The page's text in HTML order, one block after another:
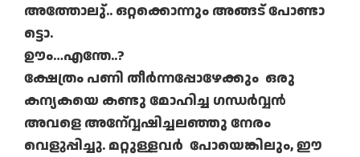
അത്തോലു്.. ഒറ്റക്കൊന്നും അങ്ങട് പോണ്ടാ
ട്ടൊ.
ഊം…എന്തേ..?
ക്ഷേത്രം പണി തീർന്നപ്പോഴേക്കും ഒരു
കന്യകയെ കണ്ടു മോഹിച്ച ഗന്ധർവ്വൻ
അവളെ അന്വ്വേഷിച്ചലഞ്ഞു നേരം
വെളുപ്പിച്ചു. മറ്റുള്ളവർ പോയെങ്കിലും, ഈ